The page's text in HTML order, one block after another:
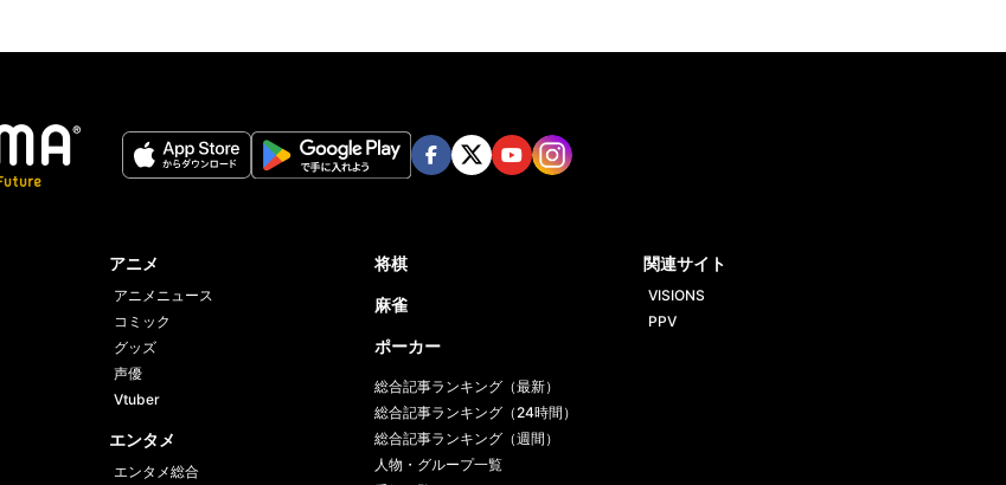
アニメ
アニメニュース
コミック
グッズ
声優
Vtuber
エンタメ
エンタメ総合
将棋
麻雀
ポーカー
総合記事ランキング（最新）
総合記事ランキング（24時間）
総合記事ランキング（週間）
人物・グループ一覧
関連サイト
VISIONS
PPV